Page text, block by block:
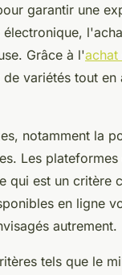
garantir une
Grâce à l'achat
variétés tout
notamment la
Les
qui est un critère
en ligne
autrement.
tels que le